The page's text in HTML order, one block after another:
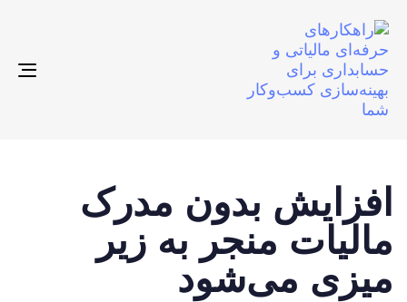
افزایش بدون مدرک
مالیات منجر به زیر
میزی می‌شود